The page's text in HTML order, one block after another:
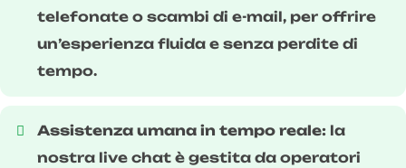
telefonate o scambi di e-mail, per offrire
un’esperienza fluida e senza perdite di
tempo.
Assistenza umana in tempo reale: la
nostra live chat è gestita da operatori